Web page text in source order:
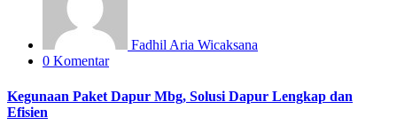
Fadhil Aria Wicaksana
0 Komentar
Kegunaan Paket Dapur Mbg, Solusi Dapur Lengkap dan
Efisien